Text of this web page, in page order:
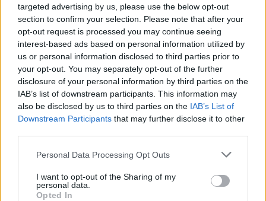
targeted advertising by us, please use the below opt-out
section to confirm your selection. Please note that after your
opt-out request is processed you may continue seeing
interest-based ads based on personal information utilized by
us or personal information disclosed to third parties prior to
your opt-out. You may separately opt-out of the further
disclosure of your personal information by third parties on the
IAB’s list of downstream participants. This information may
also be disclosed by us to third parties on the IAB’s List of
Downstream Participants that may further disclose it to other
Personal Data Processing Opt Outs
I want to opt-out of the Sharing of my
personal data.
Opted In
PARTIDO MÁS REPETIDO
Mansfield Town - Lincoln City
ÚLTIMO PARTIDO EN ABIERTO
-
- por
Newport County - Tranmere
Rovers
RANKING POR CANALES